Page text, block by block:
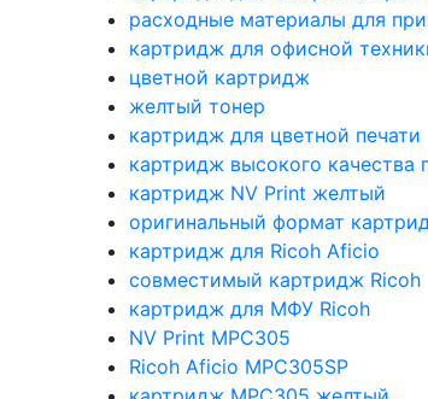
расходные материалы для
картридж для офисной
цветной картридж
желтый тонер
картридж для цветной печати
картридж высокого качества
картридж NV Print желтый
оригинальный формат
картридж для Ricoh Aficio
совместимый картридж Ricoh
картридж для МФУ Ricoh
NV Print MPC305
Ricoh Aficio MPC305SP